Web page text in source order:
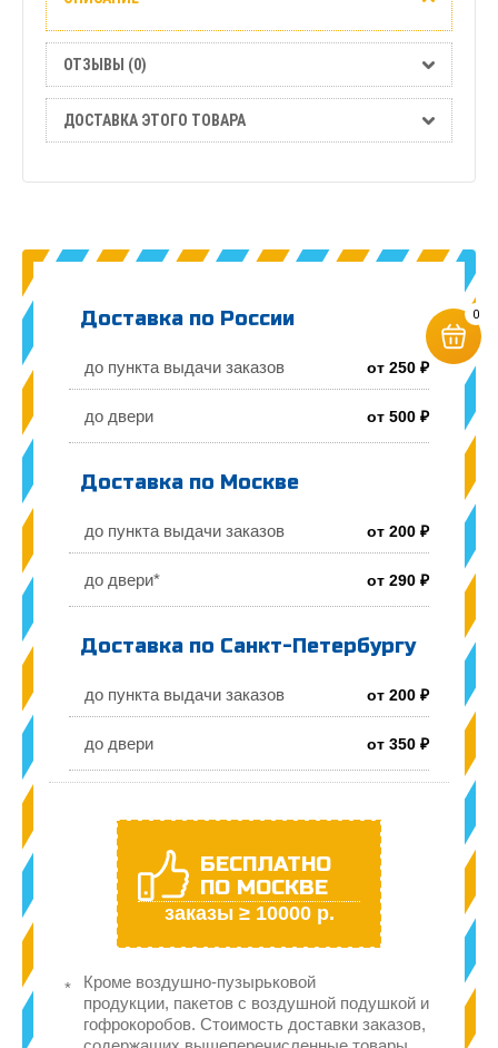
Отзывы
(0)
Доставка
ОТЗЫВЫ (0)
ДОСТАВКА ЭТОГО ТОВАРА
Доставка по России
до пункта выдачи заказов от 250 ₽
до двери от 500 ₽
Доставка по Москве
до пункта выдачи заказов от 200 ₽
до двери* от 290 ₽
Доставка по Санкт-Петербургу
до пункта выдачи заказов от 200 ₽
до двери от 350 ₽
БЕСПЛАТНО
ПО МОСКВЕ
заказы ≥ 10000 р.
Кроме воздушно-пузырьковой
продукции, пакетов с воздушной подушкой и
гофрокоробов. Стоимость доставки заказов,
0